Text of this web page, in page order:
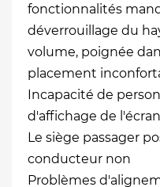
fonctionnalités
déverrouillage du
volume, poignée
placement
Incapacité de
d'affichage de
Le siège passager
conducteur non
Problèmes